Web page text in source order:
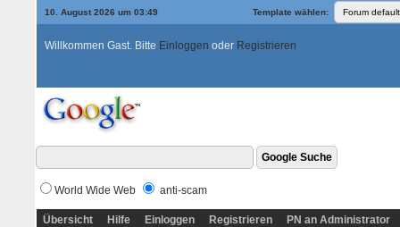
10. August 2026 um 03:49 Template wählen:
Willkommen Gast. Bitte Einloggen oder Registrieren
World Wide Web anti-scam
Übersicht Hilfe Einloggen Registrieren PN an Administrator